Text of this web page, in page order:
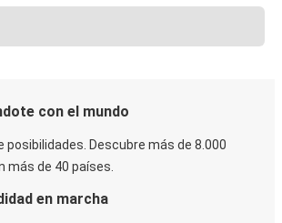
con el mundo
posibilidades. Descubre más de 8.000
más de 40 países.
en marcha